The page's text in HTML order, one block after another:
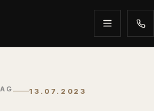
13.07.2023